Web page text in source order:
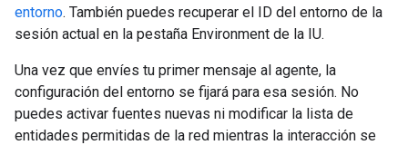
entorno. También puedes recuperar el ID del entorno de la
sesión actual en la pestaña Environment de la IU.
Una vez que envíes tu primer mensaje al agente, la
configuración del entorno se fijará para esa sesión. No
puedes activar fuentes nuevas ni modificar la lista de
entidades permitidas de la red mientras la interacción se